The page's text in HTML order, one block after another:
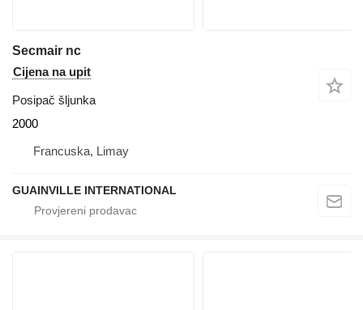
Secmair nc
Cijena na upit
Posipač šljunka
2000
Francuska, Limay
GUAINVILLE INTERNATIONAL